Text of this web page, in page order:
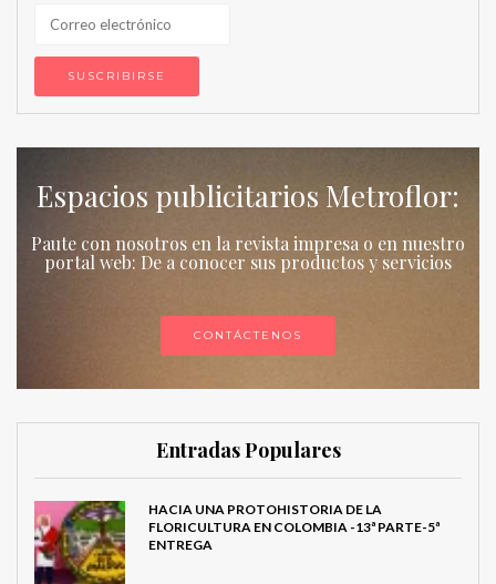
Espacios publicitarios Metroflor:
Paute con nosotros en la revista impresa o en nuestro
portal web: De a conocer sus productos y servicios
CONTÁCTENOS
Entradas Populares
HACIA UNA PROTOHISTORIA DE LA
FLORICULTURA EN COLOMBIA -13ª PARTE-5ª
ENTREGA